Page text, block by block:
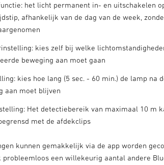
het licht permanent in- en uitschakelen
afhankelijk van de dag van de week,
kies zelf bij welke
beweging aan moet gaan
kies hoe lang (5 sec. - 60 min.) de lamp na
aan moet blijven
Het detectiebereik van maximaal 10 m
met de afdekclips
kunnen gemakkelijk via de app worden
probleemloos een willekeurig aantal andere